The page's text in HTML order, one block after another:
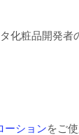
化粧品開発者
ーションをご